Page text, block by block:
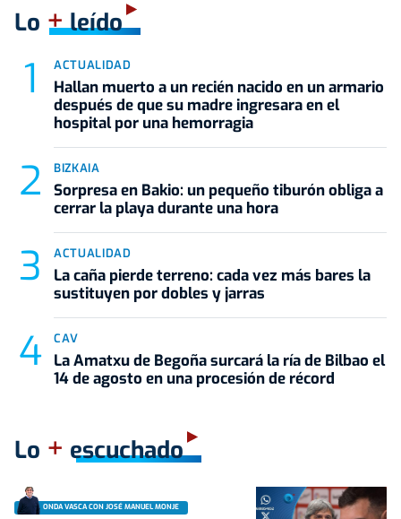
Lo +leído
ACTUALIDAD
Hallan muerto a un recién nacido en un armario
después de que su madre ingresara en el
hospital por una hemorragia
BIZKAIA
Sorpresa en Bakio: un pequeño tiburón obliga a
cerrar la playa durante una hora
ACTUALIDAD
La caña pierde terreno: cada vez más bares la
sustituyen por dobles y jarras
CAV
La Amatxu de Begoña surcará la ría de Bilbao el
14 de agosto en una procesión de récord
Lo + escuchado
ONDA VASCA CON JOSÉ MANUEL MONJE